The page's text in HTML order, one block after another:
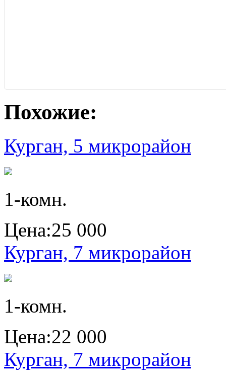
Похожие:
Курган, 5 микрорайон
1-комн.
Цена:25 000
Курган, 7 микрорайон
1-комн.
Цена:22 000
Курган, 7 микрорайон